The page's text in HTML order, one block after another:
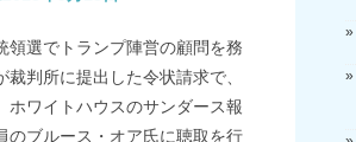
領選でトランプ陣営の顧問を務
判所に提出した令状請求で、
ホワイトハウスのサンダース報
のブルース・オア氏に聴取を行